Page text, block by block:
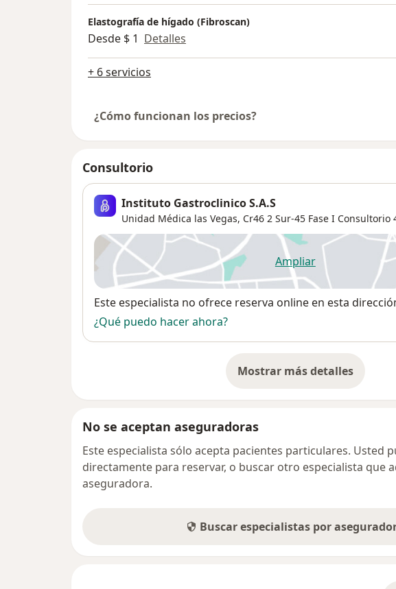
Elastografía de hígado (Fibroscan)
Desde $ 1 Detalles
+ 6 servicios
¿Cómo funcionan los precios?
Consultorio
Instituto Gastroclinico S.A.S
Unidad Médica las Vegas, Cr46 2 Sur-45 Fase I Consultorio
Ampliarse abre en una
Disponibilidad
Este especialista no ofrece reserva online en esta
¿Qué puedo hacer ahora?
Mostrar más detalles
sobre la dirección
No se aceptan aseguradoras
Este especialista sólo acepta pacientes particulares. Usted
directamente para reservar, o buscar otro especialista que
aseguradora.
Buscar especialistas por